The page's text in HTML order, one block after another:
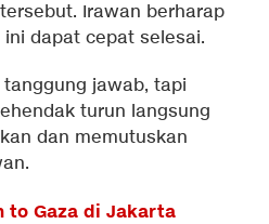
Irawan berharap
dapat cepat selesai.
jawab, tapi
turun langsung
dan memutuskan
to Gaza di Jakarta